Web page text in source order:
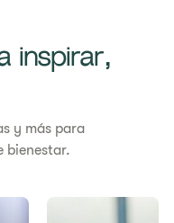
inspirar,
y más para
bienestar.